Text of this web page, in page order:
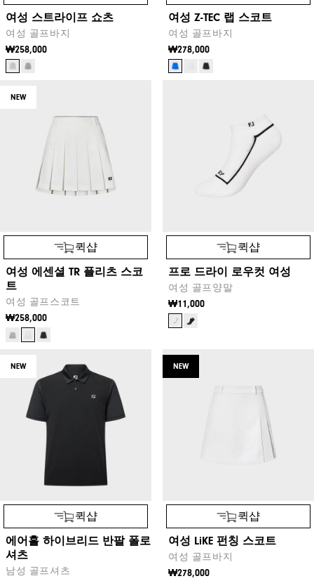
여성 스트라이프 쇼츠
여성 골프바지
₩258,000
여성 Z-TEC 랩 스코트
여성 골프바지
₩278,000
NEW
퀵샵
여성 에센셜 TR 플리츠 스코
트
여성 골프스코트
₩258,000
퀵샵
프로 드라이 로우컷 여성
여성 골프양말
₩11,000
NEW
퀵샵
에어홀 하이브리드 반팔 폴로
셔츠
남성 골프셔츠
NEW
퀵샵
여성 LiKE 펀칭 스코트
여성 골프바지
₩278,000